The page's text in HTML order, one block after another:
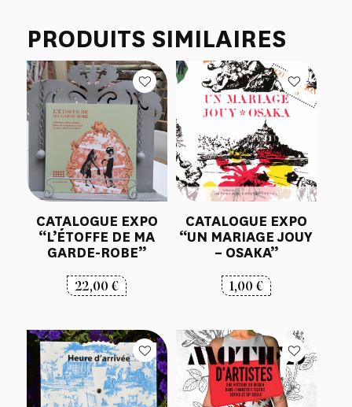
PRODUITS SIMILAIRES
CATALOGUE EXPO
“L’ÉTOFFE DE MA
GARDE-ROBE”
22,00€
CATALOGUE EXPO
“UN MARIAGE JOUY
– OSAKA”
1,00€